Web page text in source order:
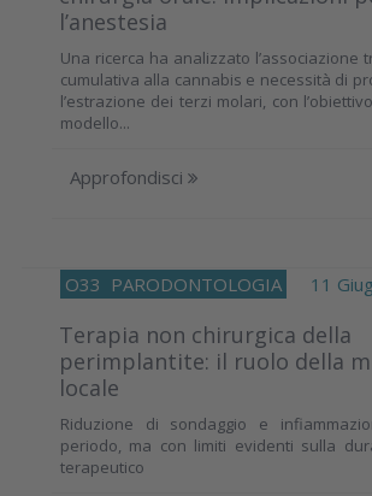
l’anestesia
Una ricerca ha analizzato l’associazione
cumulativa alla cannabis e necessità di
l’estrazione dei terzi molari, con
modello...
Approfondisci
O33 PARODONTOLOGIA 11
Terapia non chirurgica della
perimplantite: il ruolo della
locale
Riduzione di sondaggio e
periodo, ma con limiti evidenti sulla
terapeutico